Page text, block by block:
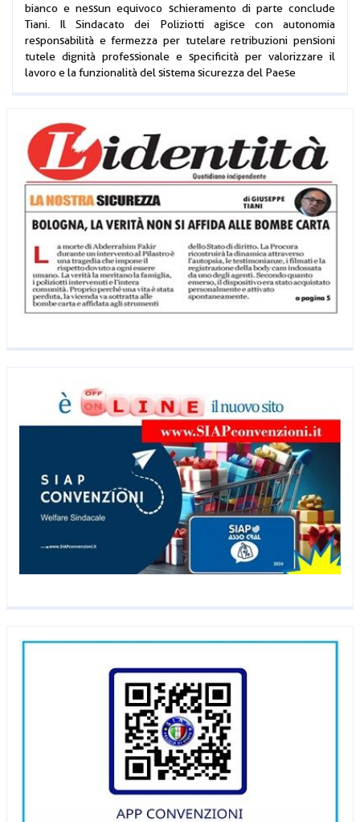
bianco e nessun equivoco schieramento di parte conclude
Tiani. Il Sindacato dei Poliziotti agisce con autonomia
responsabilità e fermezza per tutelare retribuzioni pensioni
tutele dignità professionale e specificità per valorizzare il
lavoro e la funzionalità del sistema sicurezza del Paese